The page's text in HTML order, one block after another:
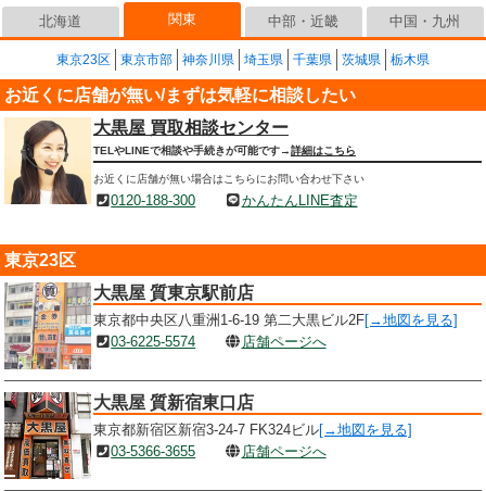
北海道 関東 中部・近畿 中国・九州
東京23区 東京市部 神奈川県 埼玉県 千葉県 茨城県 栃木県
お近くに店舗が無い/まずは気軽に相談したい
大黒屋 買取相談センター
TELやLINEで相談や手続きが可能です→詳細はこちら
お近くに店舗が無い場合はこちらにお問い合わせ下さい
0120-188-300 かんたんLINE査定
東京23区
大黒屋 質東京駅前店
東京都中央区八重洲1-6-19 第二大黒ビル2F[→地図を見る]
03-6225-5574
店舗ページへ
大黒屋 質新宿東口店
東京都新宿区新宿3-24-7 FK324ビル[→地図を見る]
03-5366-3655
店舗ページへ